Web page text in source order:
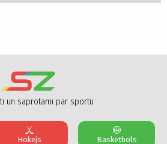
un saprotami par sportu
Hokejs Basketbols